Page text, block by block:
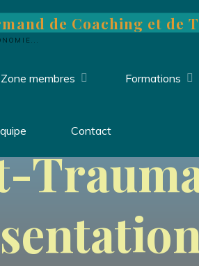
de Coaching et de
Zone membres Formations
Contact
Uncategorized